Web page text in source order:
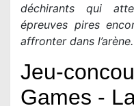
déchirants qui
épreuves pires
affronter dans l’arène.